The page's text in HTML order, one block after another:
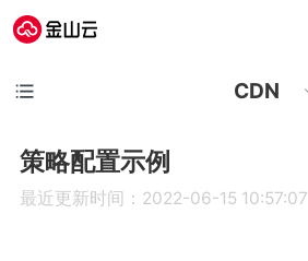
CDN
策略配置示例
最近更新时间：2022-06-15 10:57:07